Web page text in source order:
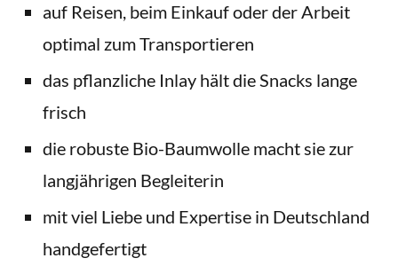
auf Reisen, beim Einkauf oder der Arbeit
optimal zum Transportieren
das pflanzliche Inlay hält die Snacks lange
frisch
die robuste Bio-Baumwolle macht sie zur
langjährigen Begleiterin
mit viel Liebe und Expertise in Deutschland
handgefertigt